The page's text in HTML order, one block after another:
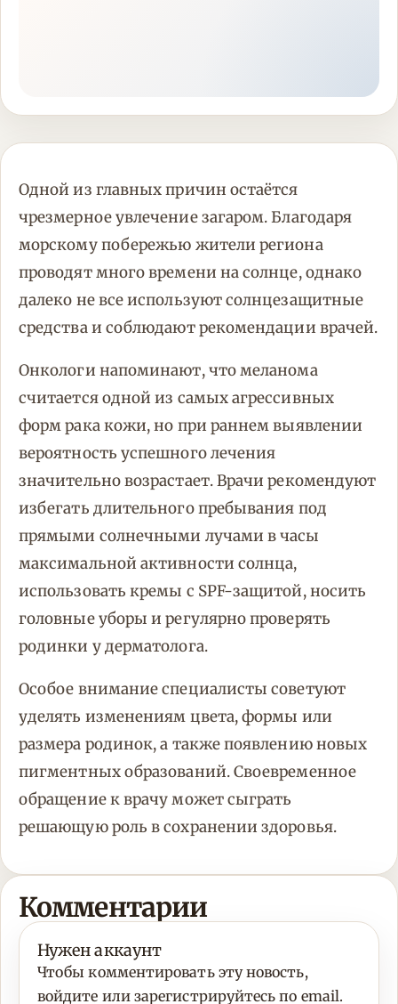
Одной из главных причин остаётся
чрезмерное увлечение загаром. Благодаря
морскому побережью жители региона
проводят много времени на солнце, однако
далеко не все используют солнцезащитные
средства и соблюдают рекомендации врачей.
Онкологи напоминают, что меланома
считается одной из самых агрессивных
форм рака кожи, но при раннем выявлении
вероятность успешного лечения
значительно возрастает. Врачи рекомендуют
избегать длительного пребывания под
прямыми солнечными лучами в часы
максимальной активности солнца,
использовать кремы с SPF-защитой, носить
головные уборы и регулярно проверять
родинки у дерматолога.
Особое внимание специалисты советуют
уделять изменениям цвета, формы или
размера родинок, а также появлению новых
пигментных образований. Своевременное
обращение к врачу может сыграть
решающую роль в сохранении здоровья.
Комментарии
Нужен аккаунт
Чтобы комментировать эту новость,
войдите или зарегистрируйтесь по email.